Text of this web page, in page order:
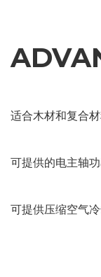
适合木材和复合
可提供的电主轴
可提供压缩空气